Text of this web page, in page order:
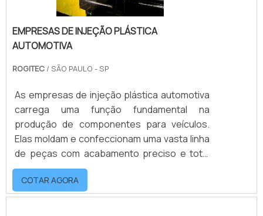
EMPRESAS DE INJEÇÃO PLÁSTICA
AUTOMOTIVA
ROGITEC / SÃO PAULO - SP
As empresas de injeção plástica automotiva
carrega uma função fundamental na
produção de componentes para veículos.
Elas moldam e confeccionam uma vasta linha
de peças com acabamento preciso e total
fidelidade às especificações técnicas
requeridas para os projetos, sendo
fabricadas por encomenda e sob medida. A
COTAR AGORA